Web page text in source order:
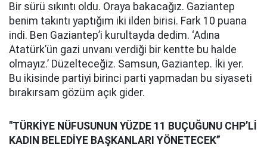
Bir sürü sıkıntı oldu. Oraya bakacağız. Gaziantep
benim takıntı yaptığım iki ilden birisi. Fark 10 puana
indi. Ben Gaziantep’i kurultayda dedim. ‘Adına
Atatürk’ün gazi unvanı verdiği bir kentte bu halde
olmayız.’ Düzelteceğiz. Samsun, Gaziantep. İki yer.
Bu ikisinde partiyi birinci parti yapmadan bu siyaseti
bırakırsam gözüm açık gider.
"TÜRKİYE NÜFUSUNUN YÜZDE 11 BUÇUĞUNU CHP’Lİ
KADIN BELEDİYE BAŞKANLARI YÖNETECEK”